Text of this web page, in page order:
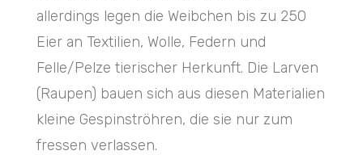
allerdings legen die Weibchen bis zu 250
Eier an Textilien, Wolle, Federn und
Felle/Pelze tierischer Herkunft. Die Larven
(Raupen) bauen sich aus diesen Materialien
kleine Gespinströhren, die sie nur zum
fressen verlassen.